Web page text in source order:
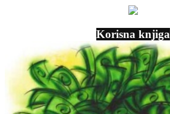
Korisna knjiga